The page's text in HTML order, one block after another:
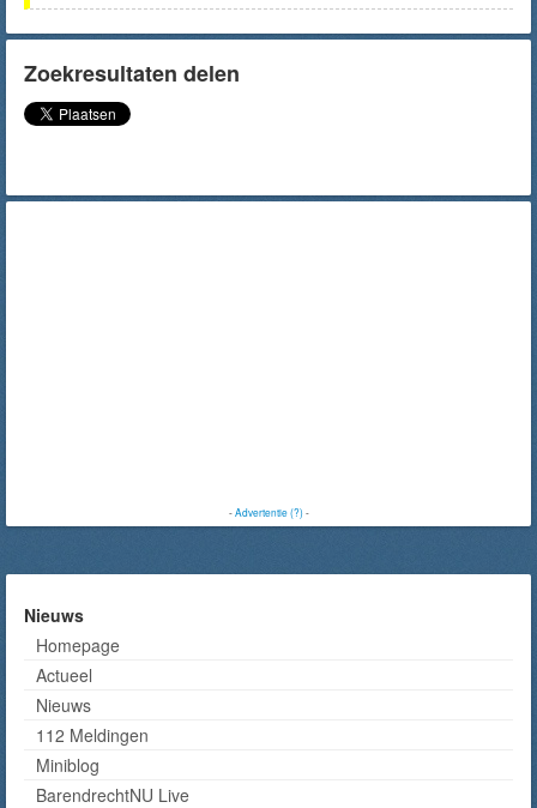
Zoekresultaten delen
-Advertentie (?)-
Nieuws
Homepage
Actueel
Nieuws
112 Meldingen
Miniblog
BarendrechtNU Live